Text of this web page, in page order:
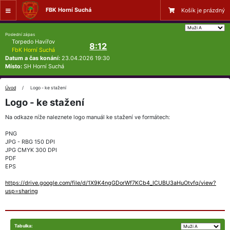
FBK Horní Suchá Košík je prázdný
Poslední zápas
Torpedo Havířov
FbK Horní Suchá
8:12
Datum a čas konání: 23.04.2026 19:30
Místo: SH Horní Suchá
Úvod Logo - ke stažení
Logo - ke stažení
Na odkaze níže naleznete logo manuál ke stažení ve formátech:
PNG
JPG - RBG 150 DPI
JPG CMYK 300 DPI
PDF
EPS
https://drive.google.com/file/d/1X9K4ngGDorWf7KCb4_ICUBU3aHuOtvfq/view?
usp=sharing
Tabulka: